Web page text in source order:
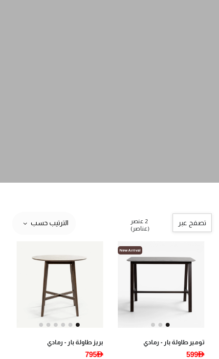
تصفح عبر
2 عنصر
(عناصر)
الترتيب حسب
New Arrival
تومير طاولة بار - رمادي
599AED
بريز طاولة بار - رمادي
795AED